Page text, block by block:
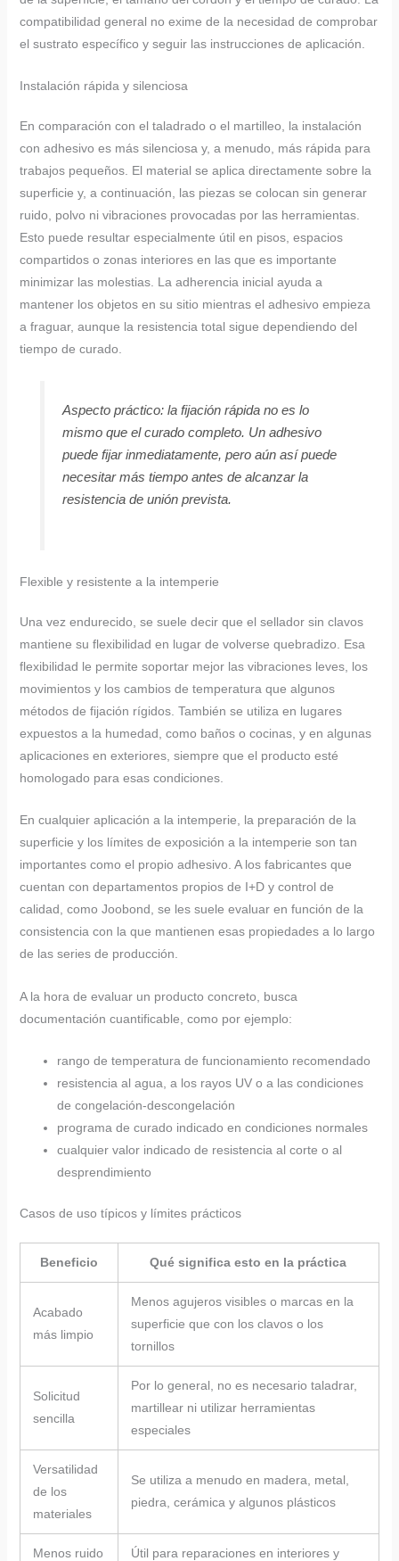
compatibilidad general no exime de la necesidad de comprobar
el sustrato específico y seguir las instrucciones de aplicación.
Instalación rápida y silenciosa
En comparación con el taladrado o el martilleo, la instalación
con adhesivo es más silenciosa y, a menudo, más rápida para
trabajos pequeños. El material se aplica directamente sobre la
superficie y, a continuación, las piezas se colocan sin generar
ruido, polvo ni vibraciones provocadas por las herramientas.
Esto puede resultar especialmente útil en pisos, espacios
compartidos o zonas interiores en las que es importante
minimizar las molestias. La adherencia inicial ayuda a
mantener los objetos en su sitio mientras el adhesivo empieza
a fraguar, aunque la resistencia total sigue dependiendo del
tiempo de curado.
Aspecto práctico: la fijación rápida no es lo
mismo que el curado completo. Un adhesivo
puede fijar inmediatamente, pero aún así puede
necesitar más tiempo antes de alcanzar la
resistencia de unión prevista.
Flexible y resistente a la intemperie
Una vez endurecido, se suele decir que el sellador sin clavos
mantiene su flexibilidad en lugar de volverse quebradizo. Esa
flexibilidad le permite soportar mejor las vibraciones leves, los
movimientos y los cambios de temperatura que algunos
métodos de fijación rígidos. También se utiliza en lugares
expuestos a la humedad, como baños o cocinas, y en algunas
aplicaciones en exteriores, siempre que el producto esté
homologado para esas condiciones.
En cualquier aplicación a la intemperie, la preparación de la
superficie y los límites de exposición a la intemperie son tan
importantes como el propio adhesivo. A los fabricantes que
cuentan con departamentos propios de I+D y control de
calidad, como Joobond, se les suele evaluar en función de la
consistencia con la que mantienen esas propiedades a lo largo
de las series de producción.
A la hora de evaluar un producto concreto, busca
documentación cuantificable, como por ejemplo:
rango de temperatura de funcionamiento recomendado
resistencia al agua, a los rayos UV o a las condiciones
de congelación-descongelación
programa de curado indicado en condiciones normales
cualquier valor indicado de resistencia al corte o al
desprendimiento
Casos de uso típicos y límites prácticos
Beneficio Qué significa esto en la práctica
Acabado
más limpio
Menos agujeros visibles o marcas en la
superficie que con los clavos o los
tornillos
Solicitud
sencilla
Por lo general, no es necesario taladrar,
martillear ni utilizar herramientas
especiales
Versatilidad
de los
materiales
Se utiliza a menudo en madera, metal,
piedra, cerámica y algunos plásticos
Menos ruido
Útil para reparaciones en interiores y